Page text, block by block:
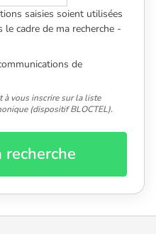
saisies soient utilisées
cadre de ma recherche -
de
à vous inscrire sur la liste
(dispositif BLOCTEL).
recherche